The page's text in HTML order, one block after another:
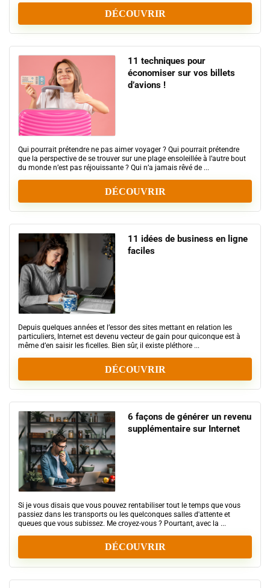
DÉCOUVRIR
11 techniques pour
économiser sur vos billets
d’avions !
Qui pourrait prétendre ne pas aimer voyager ? Qui pourrait prétendre
que la perspective de se trouver sur une plage ensoleillée à l’autre bout
du monde n’est pas réjouissante ? Qui n’a jamais rêvé de ...
DÉCOUVRIR
11 idées de business en ligne
faciles
Depuis quelques années et l’essor des sites mettant en relation les
particuliers, Internet est devenu vecteur de gain pour quiconque est à
même d’en saisir les ficelles. Bien sûr, il existe pléthore ...
DÉCOUVRIR
6 façons de générer un revenu
supplémentaire sur Internet
Si je vous disais que vous pouvez rentabiliser tout le temps que vous
passiez dans les transports ou les quelconques salles d'attente et
queues que vous subissez. Me croyez-vous ? Pourtant, avec la ...
DÉCOUVRIR